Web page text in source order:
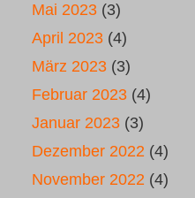
Mai 2023 (3)
April 2023 (4)
März 2023 (3)
Februar 2023 (4)
Januar 2023 (3)
Dezember 2022 (4)
November 2022 (4)